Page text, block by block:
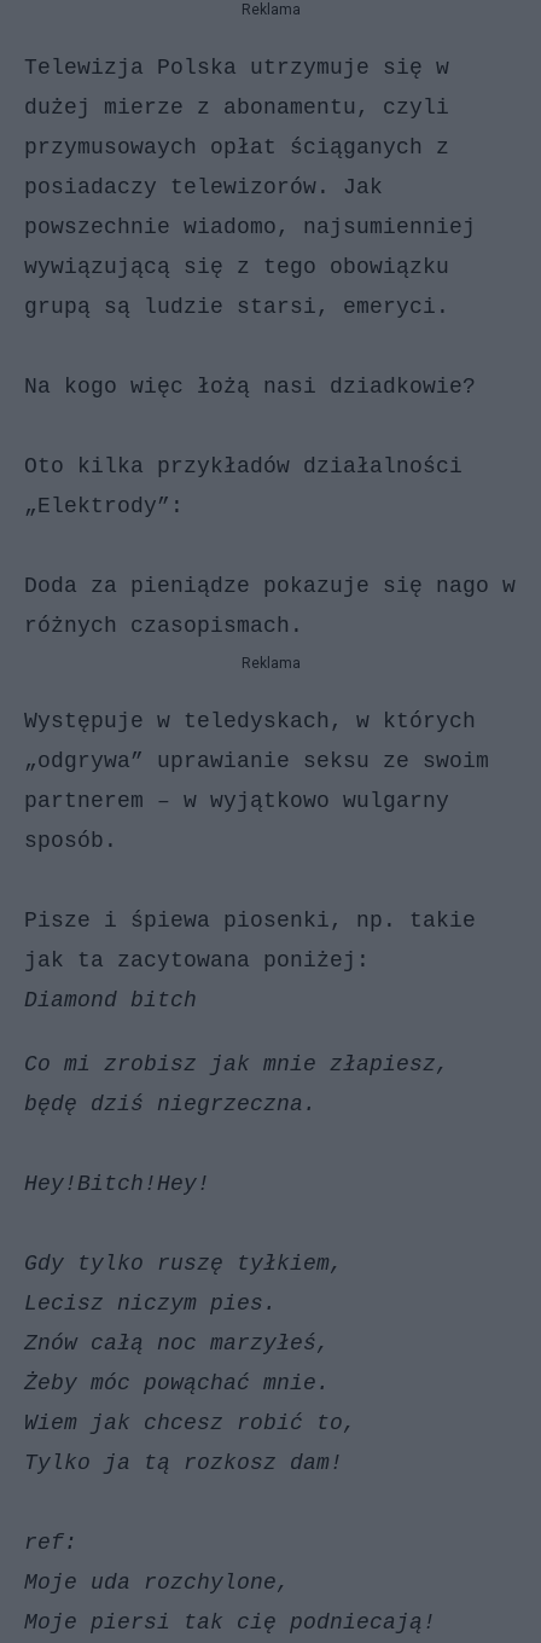
Reklama
Telewizja Polska utrzymuje się w
dużej mierze z abonamentu, czyli
przymusowaych opłat ściąganych z
posiadaczy telewizorów. Jak
powszechnie wiadomo, najsumienniej
wywiązującą się z tego obowiązku
grupą są ludzie starsi, emeryci.
Na kogo więc łożą nasi dziadkowie?
Oto kilka przykładów działalności
„Elektrody”:
Doda za pieniądze pokazuje się nago w
różnych czasopismach.
Reklama
Występuje w teledyskach, w których
„odgrywa” uprawianie seksu ze swoim
partnerem – w wyjątkowo wulgarny
sposób.
Pisze i śpiewa piosenki, np. takie
jak ta zacytowana poniżej:
Diamond bitch
Co mi zrobisz jak mnie złapiesz,
będę dziś niegrzeczna.
Hey!Bitch!Hey!
Gdy tylko ruszę tyłkiem,
Lecisz niczym pies.
Znów całą noc marzyłeś,
Żeby móc powąchać mnie.
Wiem jak chcesz robić to,
Tylko ja tą rozkosz dam!
ref:
Moje uda rozchylone,
Moje piersi tak cię podniecają!